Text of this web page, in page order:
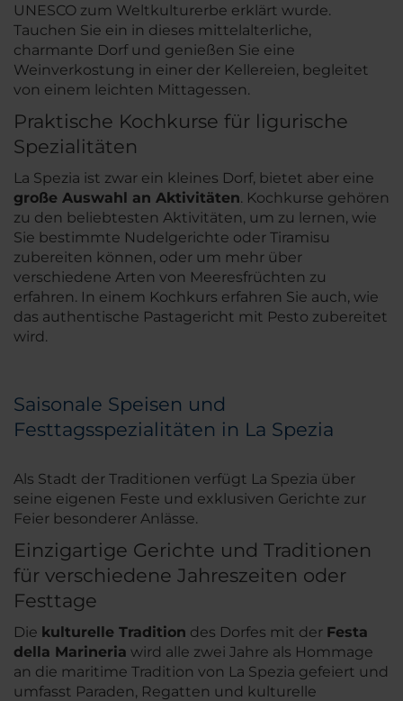
UNESCO zum Weltkulturerbe erklärt wurde.
Tauchen Sie ein in dieses mittelalterliche,
charmante Dorf und genießen Sie eine
Weinverkostung in einer der Kellereien, begleitet
von einem leichten Mittagessen.
Praktische Kochkurse für ligurische
Spezialitäten
La Spezia ist zwar ein kleines Dorf, bietet aber eine
große Auswahl an Aktivitäten. Kochkurse gehören
zu den beliebtesten Aktivitäten, um zu lernen, wie
Sie bestimmte Nudelgerichte oder Tiramisu
zubereiten können, oder um mehr über
verschiedene Arten von Meeresfrüchten zu
erfahren. In einem Kochkurs erfahren Sie auch, wie
das authentische Pastagericht mit Pesto zubereitet
wird.
Saisonale Speisen und
Festtagsspezialitäten in La Spezia
Als Stadt der Traditionen verfügt La Spezia über
seine eigenen Feste und exklusiven Gerichte zur
Feier besonderer Anlässe.
Einzigartige Gerichte und Traditionen
für verschiedene Jahreszeiten oder
Festtage
Die kulturelle Tradition des Dorfes mit der Festa
della Marineria wird alle zwei Jahre als Hommage
an die maritime Tradition von La Spezia gefeiert und
umfasst Paraden, Regatten und kulturelle